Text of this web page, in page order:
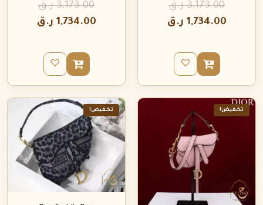
3,173.00 ر.ق
1,734.00 ر.ق
3,173.00 ر.ق
1,734.00 ر.ق
تخفيض! تخفيض!